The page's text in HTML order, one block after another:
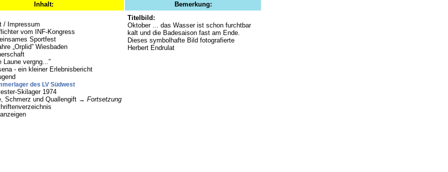
Inhalt: Bemerkung:
/ Impressum
vom INF-Kongress
Sportfest
„Orplid” Wiesbaden
Laune vergng...”
- ein kleiner Erlebnisbericht
des LV Südwest
Skilager 1974
Schmerz und Quallengift → Fortsetzung
Titelbild:
Oktober ... das Wasser ist schon furchtbar
kalt und die Badesaison fast am Ende.
Dieses symbolhafte Bild fotografierte
Herbert Endrulat